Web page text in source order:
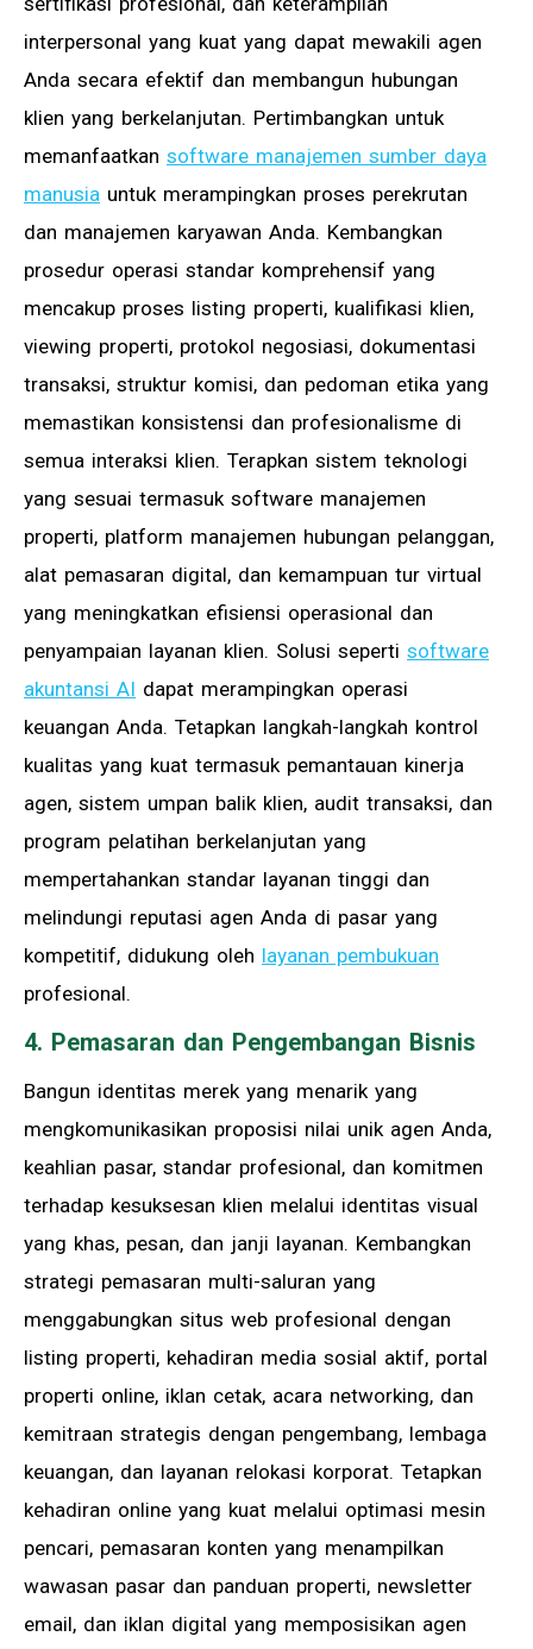
interpersonal yang kuat yang dapat mewakili agen
Anda secara efektif dan membangun hubungan
klien yang berkelanjutan. Pertimbangkan untuk
memanfaatkan software manajemen sumber daya
manusia untuk merampingkan proses perekrutan
dan manajemen karyawan Anda. Kembangkan
prosedur operasi standar komprehensif yang
mencakup proses listing properti, kualifikasi klien,
viewing properti, protokol negosiasi, dokumentasi
transaksi, struktur komisi, dan pedoman etika yang
memastikan konsistensi dan profesionalisme di
semua interaksi klien. Terapkan sistem teknologi
yang sesuai termasuk software manajemen
properti, platform manajemen hubungan pelanggan,
alat pemasaran digital, dan kemampuan tur virtual
yang meningkatkan efisiensi operasional dan
penyampaian layanan klien. Solusi seperti software
akuntansi AI dapat merampingkan operasi
keuangan Anda. Tetapkan langkah-langkah kontrol
kualitas yang kuat termasuk pemantauan kinerja
agen, sistem umpan balik klien, audit transaksi, dan
program pelatihan berkelanjutan yang
mempertahankan standar layanan tinggi dan
melindungi reputasi agen Anda di pasar yang
kompetitif, didukung oleh layanan pembukuan
profesional.
4. Pemasaran dan Pengembangan Bisnis
Bangun identitas merek yang menarik yang
mengkomunikasikan proposisi nilai unik agen Anda,
keahlian pasar, standar profesional, dan komitmen
terhadap kesuksesan klien melalui identitas visual
yang khas, pesan, dan janji layanan. Kembangkan
strategi pemasaran multi-saluran yang
menggabungkan situs web profesional dengan
listing properti, kehadiran media sosial aktif, portal
properti online, iklan cetak, acara networking, dan
kemitraan strategis dengan pengembang, lembaga
keuangan, dan layanan relokasi korporat. Tetapkan
kehadiran online yang kuat melalui optimasi mesin
pencari, pemasaran konten yang menampilkan
wawasan pasar dan panduan properti, newsletter
email, dan iklan digital yang memposisikan agen